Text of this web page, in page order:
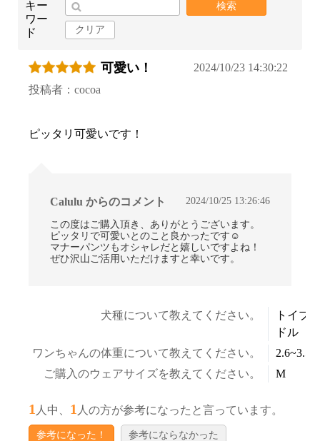
キー
ワー
ド
検索
クリア
可愛い！
2024/10/23 14:30:22
投稿者：cocoa
ピッタリ可愛いです！
Calulu からのコメント 2024/10/25 13:26:46
この度はご購入頂き、ありがとうございます。
ピッタリで可愛いとのこと良かったです☺
マナーパンツもオシャレだと嬉しいですよね！
ぜひ沢山ご活用いただけますと幸いです。
犬種について教えてください。
トイプ
ドル
ワンちゃんの体重について教えてください。
ご購入のウェアサイズを教えてください。
M
1 人中、 1 人の方が参考になったと言っています。
参考になった！ 参考にならなかった